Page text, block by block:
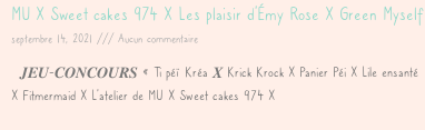
MU X Sweet cakes 974 X Les plaisir d’Émy Rose X Green Myself
septembre 14, 2021 Aucun commentaire
𝑱𝑬𝑼-𝑪𝑶𝑵𝑪𝑶𝑼𝑹𝑺 « Ti péï Kréa 𝑿 Krick Krock X Panier Péi X Lile ensanté
X Fitmermaid X L’atelier de MU X Sweet cakes 974 X